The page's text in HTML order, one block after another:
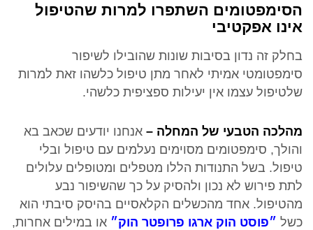
הסימפטומים השתפרו למרות שהטיפול
אינו אפקטיבי
בחלק זה נדון בסיבות שונות שהובילו לשיפור
סימפטומטי אמיתי לאחר מתן טיפול כלשהו זאת למרות
שלטיפול עצמו אין יעילות ספציפית כלשהי.
מהלכה הטבעי של המחלה – אנחנו יודעים שכאב בא
והולך, סימפטומים מסוימים נעלמים עם טיפול ובלי
טיפול. בשל התנודות הללו מטפלים ומטופלים עלולים
לתת פירוש לא נכון ולהסיק על כך שהשיפור נבע
מהטיפול. אחד מהכשלים הקלאסיים בהיסק סיבתי הוא
כשל ״פוסט הוק ארגו פרופטר הוק״ או במילים אחרות,